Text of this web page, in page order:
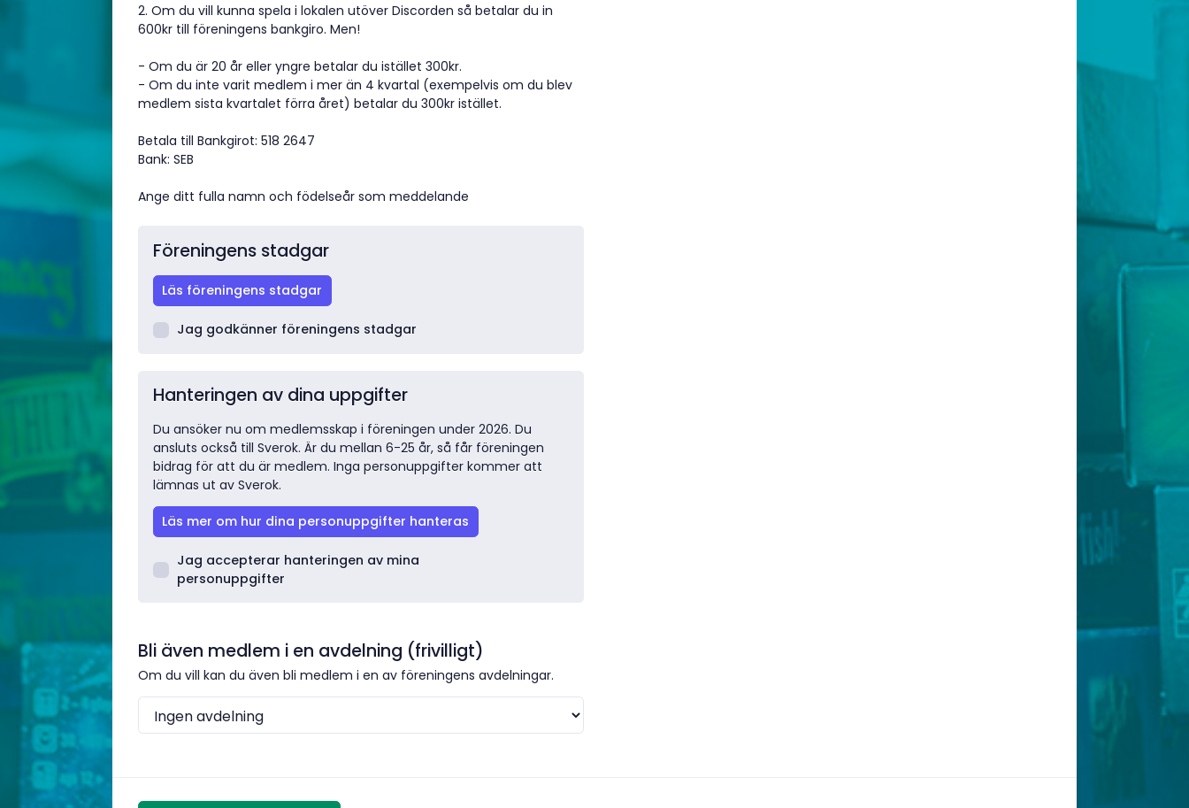
2. Om du vill kunna spela i lokalen utöver Discorden så betalar du in
600kr till föreningens bankgiro. Men!
- Om du är 20 år eller yngre betalar du istället 300kr.
- Om du inte varit medlem i mer än 4 kvartal (exempelvis om du blev
medlem sista kvartalet förra året) betalar du 300kr istället.
Betala till Bankgirot: 518 2647
Bank: SEB
Ange ditt fulla namn och födelseår som meddelande
Föreningens stadgar
Läs föreningens stadgar
Jag godkänner föreningens stadgar
Hanteringen av dina uppgifter
Du ansöker nu om medlemsskap i föreningen under 2026. Du
ansluts också till Sverok. Är du mellan 6-25 år, så får föreningen
bidrag för att du är medlem. Inga personuppgifter kommer att
lämnas ut av Sverok.
Läs mer om hur dina personuppgifter hanteras
Jag accepterar hanteringen av mina
personuppgifter
Bli även medlem i en avdelning (frivilligt)
Om du vill kan du även bli medlem i en av föreningens avdelningar.